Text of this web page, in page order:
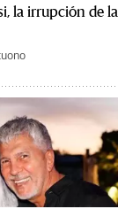
la irrupción de la